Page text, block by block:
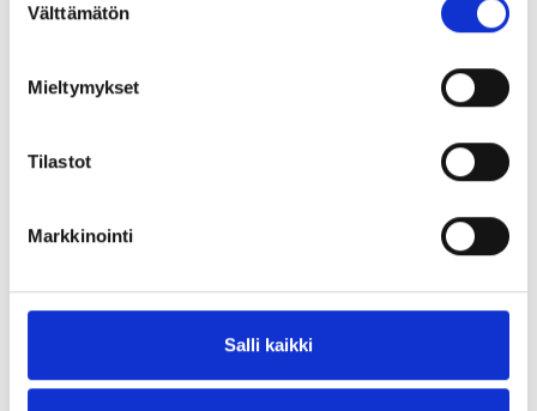
valinta
Välttämätön
Mieltymykset
Tilastot
Markkinointi
Salli kaikki
Matkailualan varautuminen ja sopeutuminen
ilmastonmuutoksen vaikutuksiin -skenaariot
Lataa tiedosto
Sokos Hotels
Strawberry
Courtyard Tampere City by Marriott